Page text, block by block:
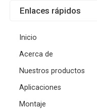
Enlaces rápidos
Inicio
Acerca de
Nuestros productos
Aplicaciones
Montaje